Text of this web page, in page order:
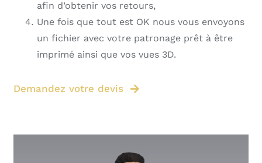
afin d’obtenir vos retours,
Une fois que tout est OK nous vous envoyons
un fichier avec votre patronage prêt à être
imprimé ainsi que vos vues 3D.
Demandez votre devis